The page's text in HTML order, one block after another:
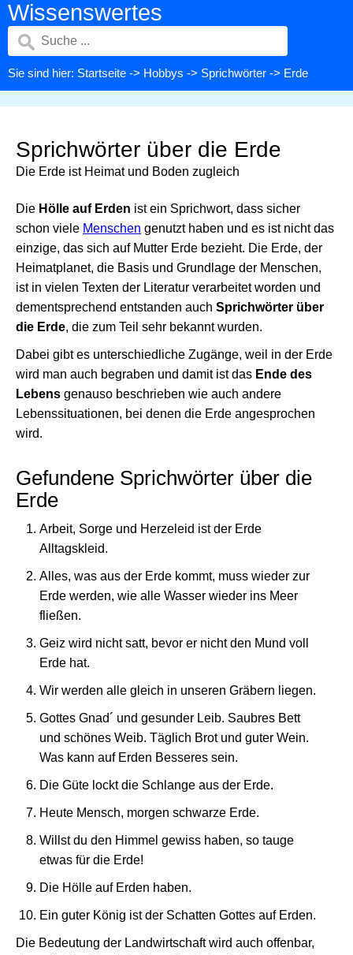
Wissenswertes
Sie sind hier: Startseite -> Hobbys -> Sprichwörter -> Erde
Sprichwörter über die Erde
Die Erde ist Heimat und Boden zugleich
Die Hölle auf Erden ist ein Sprichwort, dass sicher
schon viele Menschen genutzt haben und es ist nicht das
einzige, das sich auf Mutter Erde bezieht. Die Erde, der
Heimatplanet, die Basis und Grundlage der Menschen,
ist in vielen Texten der Literatur verarbeitet worden und
dementsprechend entstanden auch Sprichwörter über
die Erde, die zum Teil sehr bekannt wurden.
Dabei gibt es unterschiedliche Zugänge, weil in der Erde
wird man auch begraben und damit ist das Ende des
Lebens genauso beschrieben wie auch andere
Lebenssituationen, bei denen die Erde angesprochen
wird.
Gefundene Sprichwörter über die
Erde
Arbeit, Sorge und Herzeleid ist der Erde
Alltagskleid.
Alles, was aus der Erde kommt, muss wieder zur
Erde werden, wie alle Wasser wieder ins Meer
fließen.
Geiz wird nicht satt, bevor er nicht den Mund voll
Erde hat.
Wir werden alle gleich in unseren Gräbern liegen.
Gottes Gnad´ und gesunder Leib. Saubres Bett
und schönes Weib. Täglich Brot und guter Wein.
Was kann auf Erden Besseres sein.
Die Güte lockt die Schlange aus der Erde.
Heute Mensch, morgen schwarze Erde.
Willst du den Himmel gewiss haben, so tauge
etwas für die Erde!
Die Hölle auf Erden haben.
Ein guter König ist der Schatten Gottes auf Erden.
Die Bedeutung der Landwirtschaft wird auch offenbar,